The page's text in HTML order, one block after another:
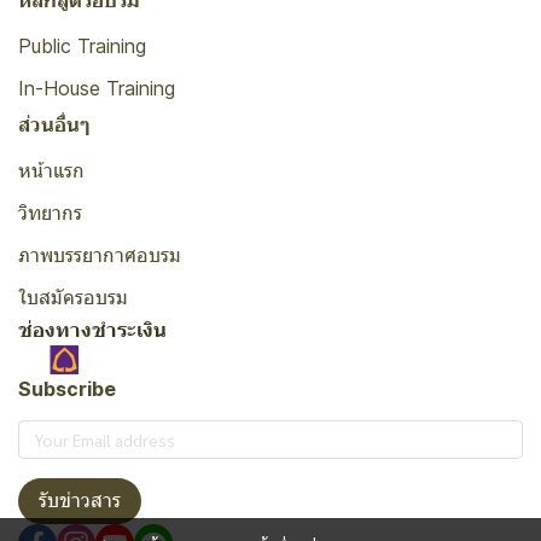
Public Training
In-House Training
ส่วนอื่นๆ
หน้าแรก
วิทยากร
ภาพบรรยากาศอบรม
ใบสมัครอบรม
ช่องทางชำระเงิน
Subscribe
รับข่าวสาร